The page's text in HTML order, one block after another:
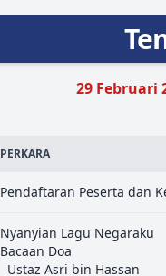
29 Februari
PERKARA
Pendaftaran Peserta dan
Nyanyian Lagu Negaraku
Bacaan Doa
Ustaz Asri bin Hassan